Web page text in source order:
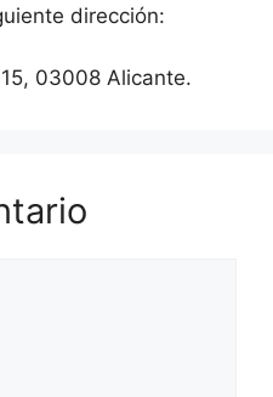
dirección:
03008 Alicante.